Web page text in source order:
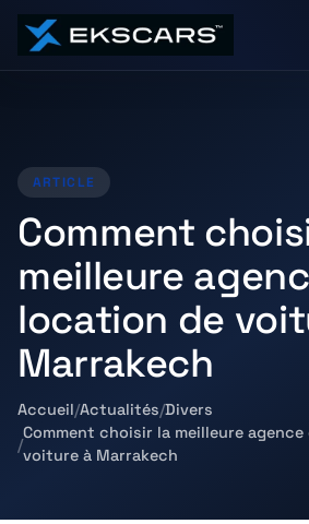
ARTICLE
Comment
meilleure
location de
Marrakech
Accueil Actualités Divers
Comment choisir la meilleure
voiture à Marrakech